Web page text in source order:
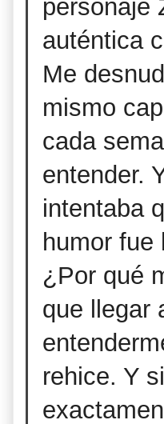
personaje
auténtica
Me
mismo
cada
entender.
intentaba
humor fue
¿Por qué
que llegar
rehice. Y